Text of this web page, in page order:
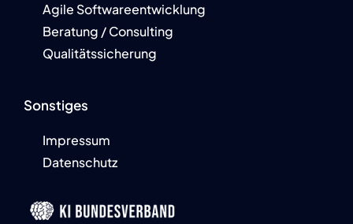
Agile Softwareentwicklung
Beratung / Consulting
Qualitätssicherung
Sonstiges
Impressum
Datenschutz